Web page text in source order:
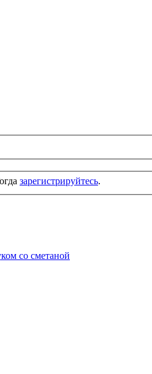
зарегистрируйтесь.
со сметаной